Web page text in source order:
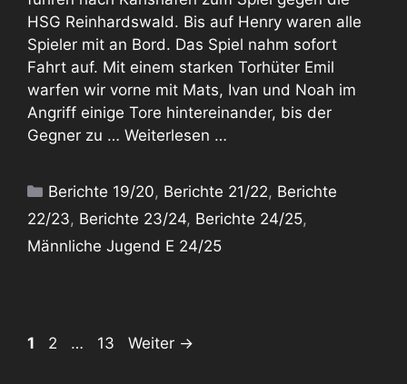
HSG Reinhardswald. Bis auf Henry waren alle
Spieler mit an Bord. Das Spiel nahm sofort
Fahrt auf. Mit einem starken Torhüter Emil
warfen wir vorne mit Mats, Ivan und Noah im
Angriff einige Tore hintereinander, bis der
Gegner zu … Weiterlesen …
Kategorien
Berichte 19/20, Berichte 21/22, Berichte
22/23, Berichte 23/24, Berichte 24/25,
Männliche Jugend E 24/25
Seite
1 Seite
2 … Seite
13 Weiter →